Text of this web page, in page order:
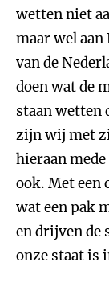
wetten niet
maar wel aan
van de
doen wat de
staan wetten
zijn wij met
hieraan
ook. Met een
wat een pak
en drijven de
onze staat is